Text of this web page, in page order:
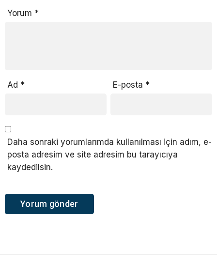
Yorum *
Ad * E-posta *
Daha sonraki yorumlarımda kullanılması için adım, e-
posta adresim ve site adresim bu tarayıcıya
kaydedilsin.